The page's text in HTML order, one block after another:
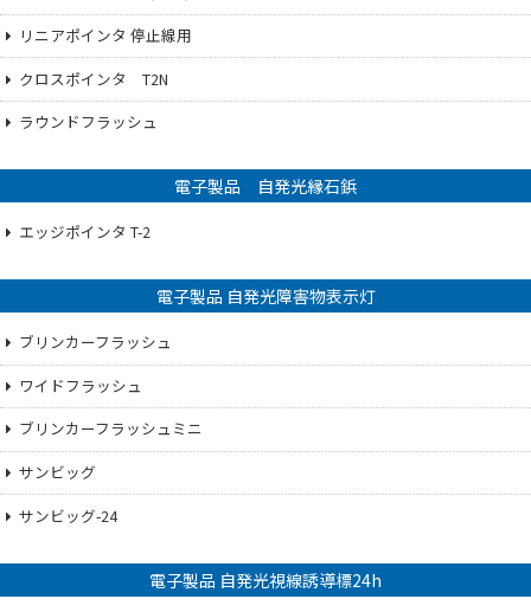
リニアポインタ 停止線用
クロスポインタ T2N
ラウンドフラッシュ
電子製品 自発光縁石鋲
エッジポインタ T-2
電子製品 自発光障害物表示灯
ブリンカーフラッシュ
ワイドフラッシュ
ブリンカーフラッシュミニ
サンビッグ
サンビッグ-24
電子製品 自発光視線誘導標24h